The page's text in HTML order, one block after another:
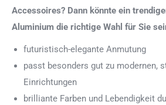
Accessoires? Dann könnte ein
Aluminium die richtige Wahl für Sie
futuristisch-elegante Anmutung
passt besonders gut zu modernen,
Einrichtungen
brilliante Farben und Lebendigkeit